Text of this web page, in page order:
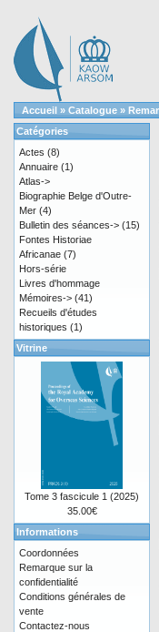
Accueil » Catalogue »
Catégories
Actes (8)
Annuaire (1)
Atlas->
Biographie Belge d'Outre-
Mer (4)
Bulletin des séances-> (15)
Fontes Historiae
Africanae (7)
Hors-série
Livres d'hommage
Mémoires-> (41)
Recueils d'études
historiques (1)
Vitrine
Tome 3 fascicule 1 (2025)
35.00€
Informations
Coordonnées
Remarque sur la
confidentialité
Conditions générales de
vente
Contactez-nous